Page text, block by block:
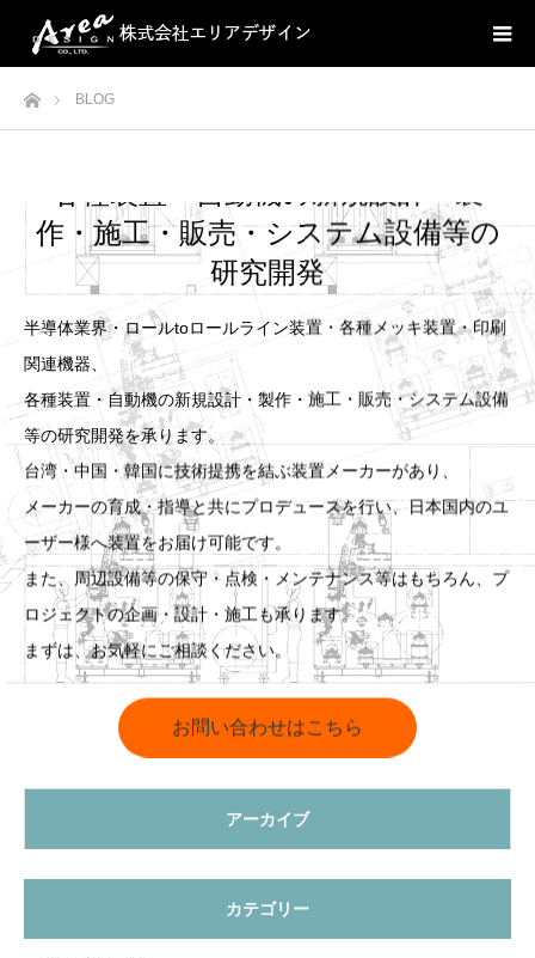
ホームBLOG
作・施工・販売・システム設備等の
研究開発
半導体業界・ロールtoロールライン装置・各種メッキ装置・印刷
関連機器、
各種装置・自動機の新規設計・製作・施工・販売・システム設備
等の研究開発を承ります。
台湾・中国・韓国に技術提携を結ぶ装置メーカーがあり、
メーカーの育成・指導と共にプロデュースを行い、日本国内のユ
ーザー様へ装置をお届け可能です。
また、周辺設備等の保守・点検・メンテナンス等はもちろん、プ
ロジェクトの企画・設計・施工も承ります。
まずは、お気軽にご相談ください。
お問い合わせはこちら
アーカイブ
カテゴリー